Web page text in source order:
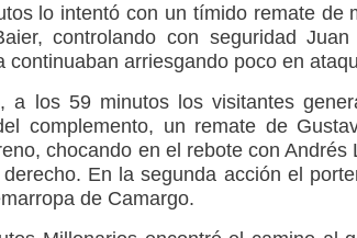
lo intentó con un tímido remate de
controlando con seguridad
continuaban arriesgando poco en
a los 59 minutos los visitantes
complemento, un remate de
chocando en el rebote con Andrés
En la segunda acción el
de Camargo.